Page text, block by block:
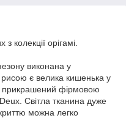
колекції орігамі.
виконана у
є велика кишенька у
прикрашений фірмовою
Світла тканина дуже
можна легко